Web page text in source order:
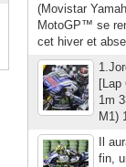
(Movistar
MotoGP™ se
cet hiver et
[Lap
1m
M1)
Il
fin,